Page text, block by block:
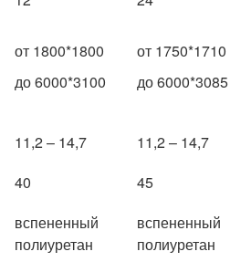
от 1800*1800
до 6000*3100
от 1750*1710
до 6000*3085
11,2 – 14,7
11,2 – 14,7
40
45
вспененный
полиуретан
вспененный
полиуретан